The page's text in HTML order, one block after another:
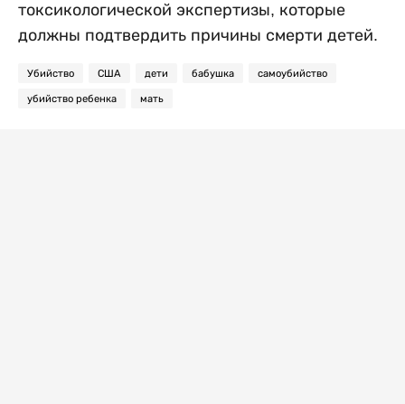
токсикологической экспертизы, которые
должны подтвердить причины смерти детей.
Убийство США дети бабушка самоубийство
убийство ребенка мать